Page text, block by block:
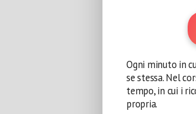
Ogni minuto in
se stessa. Nel
tempo, in cui i
propria.